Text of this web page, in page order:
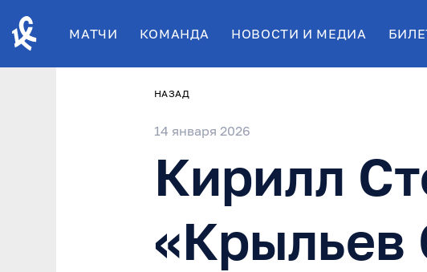
МАТЧИ КОМАНДА НОВОСТИ И МЕДИА
НАЗАД
14 января 2026
Кирилл
«Крыльев